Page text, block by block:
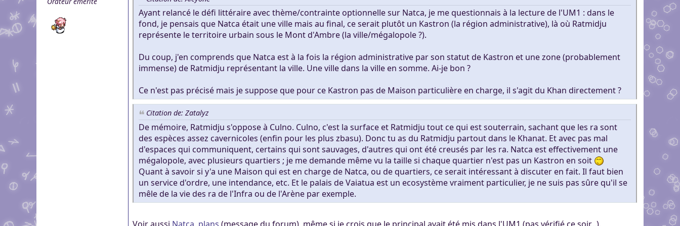
genre pour aider dans certaines tâches.
Pour partager des fichiers. Tout le monde
peut s'inscrire, mais limité à 100Mo par
personne si vous n'êtes pas validé.
Visioconférence
Visioconférence
Salon audio et vidéo, accessible sans
compte, via le navigateur. Allumez vos
principal d'échange, préférez le salon
XMPP.
Boutiques
Brillez aux couleurs de Khaganat
visuels ? Vous pouvez les retrouver sur
quelques boutiques en ligne, et sur nos
Notre projet vit grâce aux dons, en
nature, en temps ou en argent.
Découvrez comment nous aider, afin que
nous puissions aller encore plus loin !
Ayant relancé le défi littéraire avec thème/contrainte optionnelle sur Natca, je me questionnais à la lecture de l'UM1 : dans le
fond, je pensais que Natca était une ville mais au final, ce serait plutôt un Kastron (la région administrative), là où Ratmidju
représente le territoire urbain sous le Mont d'Ambre (la ville/mégalopole ?).
Du coup, j'en comprends que Natca est à la fois la région administrative par son statut de Kastron et une zone (probablement
immense) de Ratmidju représentant la ville. Une ville dans la ville en somme. Ai-je bon ?
Ce n'est pas précisé mais je suppose que pour ce Kastron pas de Maison particulière en charge, il s'agit du Khan directement ?
Citation de: Zatalyz
De mémoire, Ratmidju s'oppose à Culno. Culno, c'est la surface et Ratmidju tout ce qui est souterrain, sachant que les ra sont
des espèces assez cavernicoles (enfin pour les plus zbasu). Donc tu as du Ratmidju partout dans le Khanat. Et avec pas mal
d'espaces qui communiquent, certains qui sont sauvages, d'autres qui ont été creusés par les ra. Natca est effectivement une
mégalopole, avec plusieurs quartiers ; je me demande même vu la taille si chaque quartier n'est pas un Kastron en soit
Quant à savoir si y'a une Maison qui est en charge de Natca, ou de quartiers, ce serait intéressant à discuter en fait. Il faut bien
un service d'ordre, une intendance, etc. Et le palais de Vaiatua est un ecosystème vraiment particulier, je ne suis pas sûre qu'il se
mêle de la vie des ra de l'Infra ou de l'Arène par exemple.